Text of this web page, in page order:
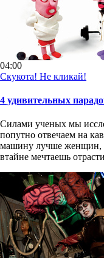
04:00
Скукота! Не кликай!
4 удивительных
Силами ученых мы
попутно отвечаем на
машину лучше женщин,
втайне мечтаешь